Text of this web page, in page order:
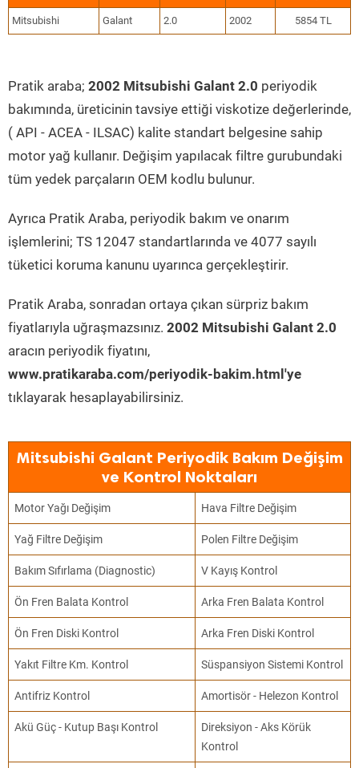
Mitsubishi Galant 2.0 2002 5854 TL
Pratik araba; 2002 Mitsubishi Galant 2.0 periyodik
bakımında, üreticinin tavsiye ettiği viskotize değerlerinde,
( API - ACEA - ILSAC) kalite standart belgesine sahip
motor yağ kullanır. Değişim yapılacak filtre gurubundaki
tüm yedek parçaların OEM kodlu bulunur.
Ayrıca Pratik Araba, periyodik bakım ve onarım
işlemlerini; TS 12047 standartlarında ve 4077 sayılı
tüketici koruma kanunu uyarınca gerçekleştirir.
Pratik Araba, sonradan ortaya çıkan sürpriz bakım
fiyatlarıyla uğraşmazsınız. 2002 Mitsubishi Galant 2.0
aracın periyodik fiyatını,
www.pratikaraba.com/periyodik-bakim.html'ye
tıklayarak hesaplayabilirsiniz.
Mitsubishi Galant Periyodik Bakım Değişim
ve Kontrol Noktaları
Motor Yağı Değişim Hava Filtre Değişim
Yağ Filtre Değişim Polen Filtre Değişim
Bakım Sıfırlama (Diagnostic) V Kayış Kontrol
Ön Fren Balata Kontrol Arka Fren Balata Kontrol
Ön Fren Diski Kontrol Arka Fren Diski Kontrol
Yakıt Filtre Km. Kontrol Süspansiyon Sistemi Kontrol
Antifriz Kontrol Amortisör - Helezon Kontrol
Akü Güç - Kutup Başı Kontrol
Direksiyon - Aks Körük
Kontrol